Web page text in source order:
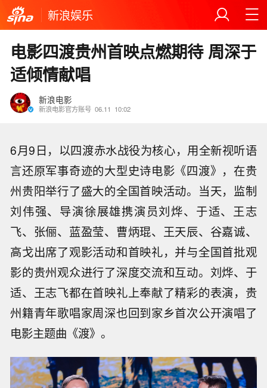
新浪娱乐
电影四渡贵州首映点燃期待 周深于
适倾情献唱
新浪电影
新浪电影官方账号 06.11 10:02
6月9日，以四渡赤水战役为核心，用全新视听语
言还原军事奇迹的大型史诗电影《四渡》，在贵
州贵阳举行了盛大的全国首映活动。当天，监制
刘伟强、导演徐展雄携演员刘烨、于适、王志
飞、张俪、蓝盈莹、曹炳琨、王天辰、谷嘉诚、
高戈出席了观影活动和首映礼，并与全国首批观
影的贵州观众进行了深度交流和互动。刘烨、于
适、王志飞都在首映礼上奉献了精彩的表演，贵
州籍青年歌唱家周深也回到家乡首次公开演唱了
电影主题曲《渡》。